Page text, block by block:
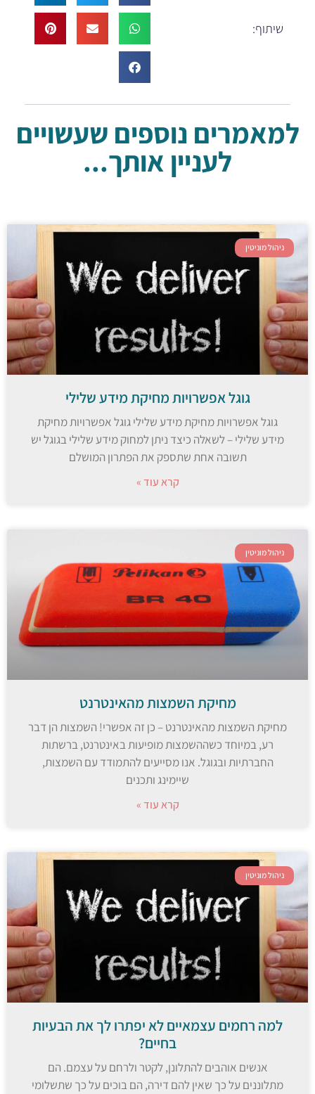
שיתוף:
למאמרים נוספים שעשויים
לעניין אותך...
ניהול מוניטין
גוגל אפשרויות מחיקת מידע שלילי
גוגל אפשרויות מחיקת מידע שלילי גוגל אפשרויות מחיקת
מידע שלילי – לשאלה כיצד ניתן למחוק מידע שלילי בגוגל יש
תשובה אחת שתספק את הפתרון המושלם
קרא עוד »
ניהול מוניטין
מחיקת השמצות מהאינטרנט
מחיקת השמצות מהאינטרנט – כן זה אפשרי! השמצות הן דבר
רע, במיוחד כשההשמצות מופיעות באינטרנט, ברשתות
החברתיות ובגוגל. אנו מסייעים להתמודד עם השמצות,
שיימינג ותכנים
קרא עוד »
ניהול מוניטין
למה רחמים עצמאיים לא יפתרו לך את הבעיות
בחיים?
אנשים אוהבים להתלונן, לקטר ולרחם על עצמם. הם
מתלוננים על כך שאין להם דירה, הם בוכים על כך שתשלומי